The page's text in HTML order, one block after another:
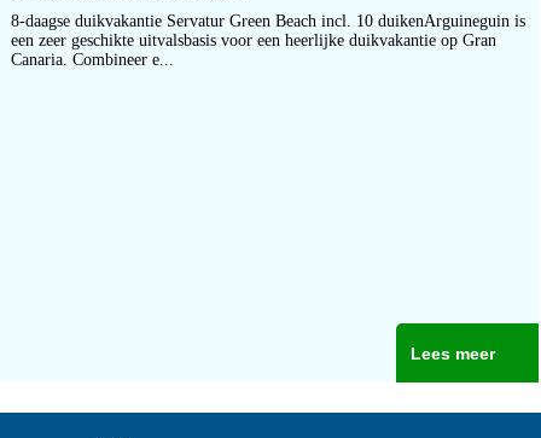
8-daagse duikvakantie Servatur Green Beach incl. 10 duikenArguineguin is
een zeer geschikte uitvalsbasis voor een heerlijke duikvakantie op Gran
Canaria. Combineer e...
Lees meer